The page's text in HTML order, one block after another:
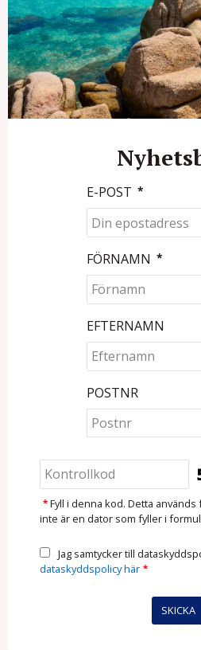
E-POST *
FÖRNAMN *
EFTERNAMN
POSTNR
* Fyll i denna kod. Detta
inte är en dator som fyller i
Jag samtycker till
dataskyddspolicy här *